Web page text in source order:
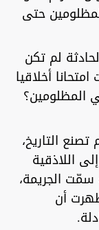
حتى
لم تكن
أخلاقيا
المظلومين؟
التاريخ،
اللاذقية
سمّت الجريمة،
أن